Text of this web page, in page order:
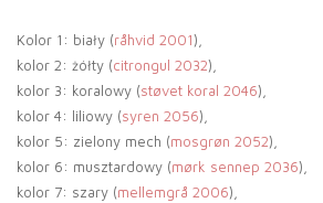
Kolor 1: biały (råhvid 2001),
kolor 2: żółty (citrongul 2032),
kolor 3: koralowy (støvet koral 2046),
kolor 4: liliowy (syren 2056),
kolor 5: zielony mech (mosgrøn 2052),
kolor 6: musztardowy (mørk sennep 2036),
kolor 7: szary (mellemgrå 2006),